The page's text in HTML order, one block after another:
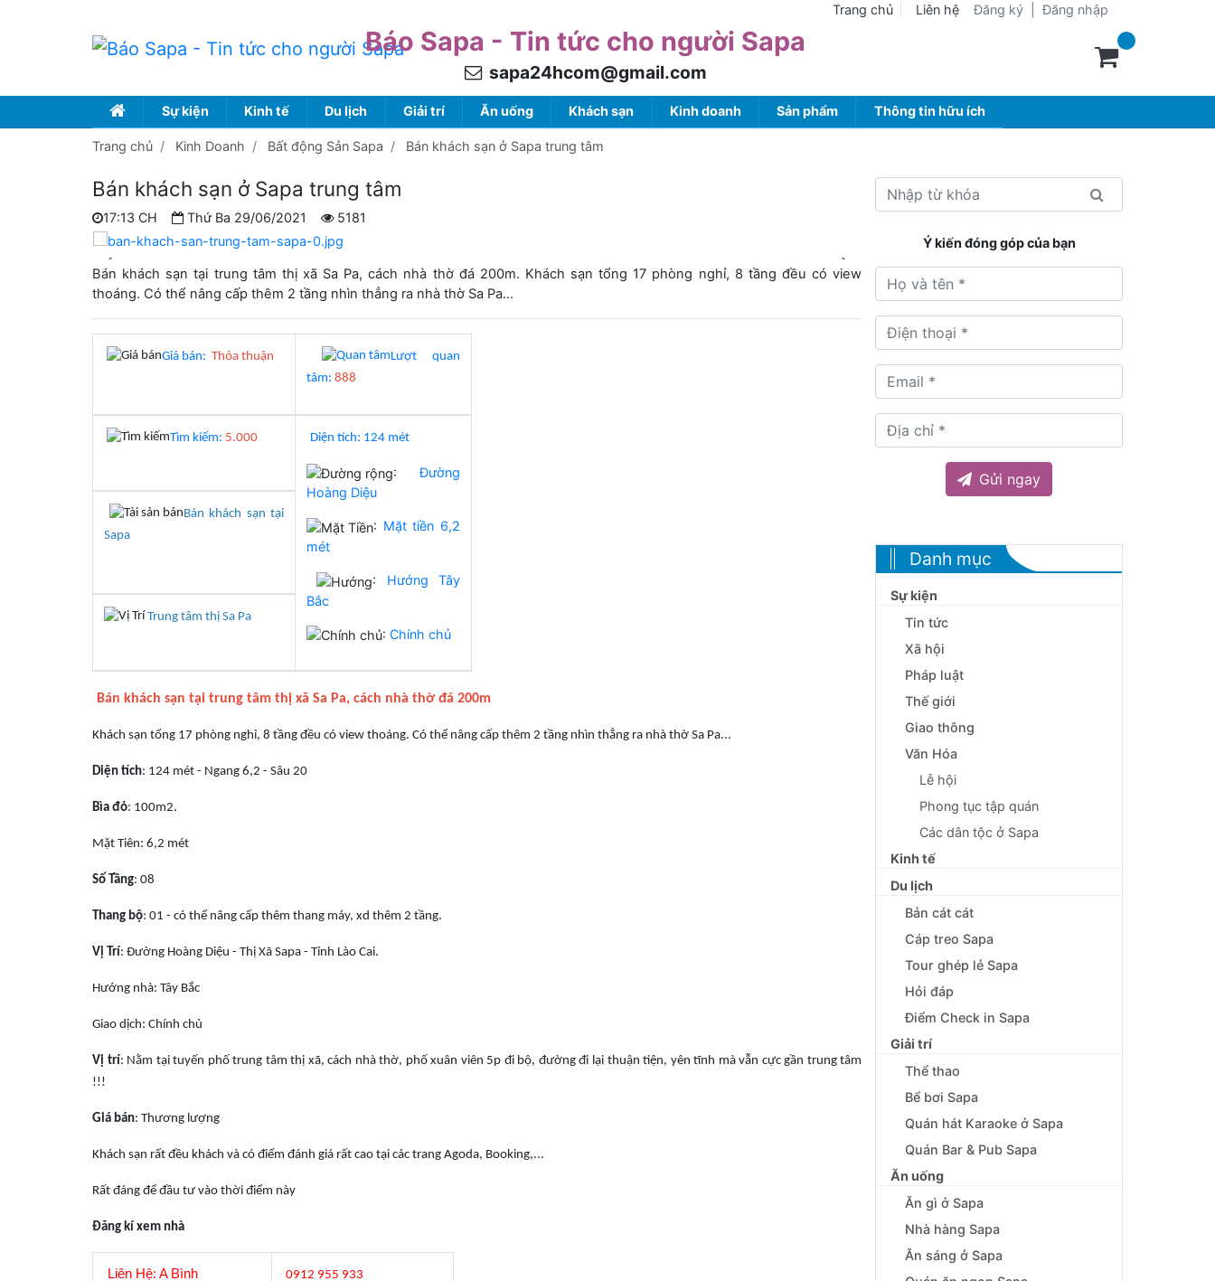
Trang chủ Liên hệ Đăng ký Đăng nhập
Báo Sapa - Tin tức cho người Sapa
sapa24hcom@gmail.com
Sự kiện Kinh tế Du lịch Giải trí Ăn uống Khách sạn Kinh doanh Sản phẩm Thông tin hữu ích
Trang chủ Kinh Doanh Bất động Sản Sapa Bán khách sạn ở Sapa trung tâm
Bán khách sạn ở Sapa trung tâm
17:13 CH Thứ Ba 29/06/2021 5181
Bán khách sạn tại trung tâm thị xã Sa Pa, cách nhà thờ đá 200m. Khách sạn tổng 17 phòng nghỉ, 8 tầng đều có view
thoáng. Có thể nâng cấp thêm 2 tầng nhìn thẳng ra nhà thờ Sa Pa...
Giá bán: Thỏa thuận
Lượt quan
tâm: 888
Tìm kiếm: 5.000 Diện tích: 124 mét
:Đường
Hoàng Diệu
: Mặt tiền 6,2
mét
: Hướng Tây
Bắc
: Chính chủ
Bán khách sạn tại
Sapa
Trung tâm thị Sa Pa
Bán khách sạn tại trung tâm thị xã Sa Pa, cách nhà thờ đá 200m
Khách sạn tổng 17 phòng nghỉ, 8 tầng đều có view thoáng. Có thể nâng cấp thêm 2 tầng nhìn thẳng ra nhà thờ Sa Pa...
Diện tích: 124 mét - Ngang 6,2 - Sâu 20
Bìa đỏ: 100m2.
Mặt Tiên: 6,2 mét
Số Tầng: 08
Thang bộ: 01 - có thể nâng cấp thêm thang máy, xd thêm 2 tầng.
Vị Trí: Đường Hoàng Diệu - Thị Xã Sapa - Tỉnh Lào Cai.
Hướng nhà: Tây Bắc
Giao dịch: Chính chủ
Vị trí: Nằm tại tuyến phố trung tâm thị xã, cách nhà thờ, phố xuân viên 5p đi bộ, đường đi lại thuận tiện, yên tĩnh mà vẫn cực gần trung tâm
!!!
Giá bán: Thương lượng
Khách sạn rất đều khách và có điểm đánh giá rất cao tại các trang Agoda, Booking,...
Rất đáng để đầu tư vào thời điểm này
Đăng kí xem nhà
Liên Hệ: A Bình 0912 955 933
Ý kiến đóng góp của bạn
Gửi ngay
Danh mục
Sự kiện
Tin tức
Xã hội
Pháp luật
Thế giới
Giao thông
Văn Hóa
Lễ hội
Phong tục tập quán
Các dân tộc ở Sapa
Kinh tế
Du lịch
Bản cát cát
Cáp treo Sapa
Tour ghép lẻ Sapa
Hỏi đáp
Điểm Check in Sapa
Giải trí
Thể thao
Bể bơi Sapa
Quán hát Karaoke ở Sapa
Quán Bar & Pub Sapa
Ăn uống
Ăn gì ở Sapa
Nhà hàng Sapa
Ăn sáng ở Sapa